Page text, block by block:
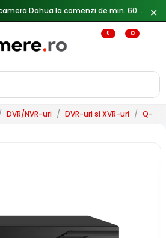
✕
0 0
DVR/NVR-uri / DVR-uri si XVR-uri / Q-